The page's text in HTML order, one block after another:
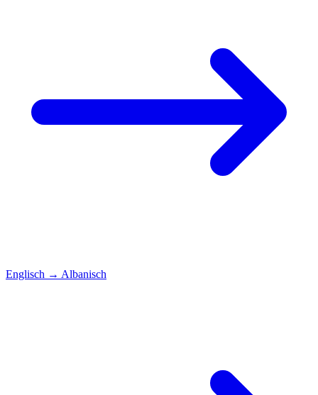
Englisch → Albanisch